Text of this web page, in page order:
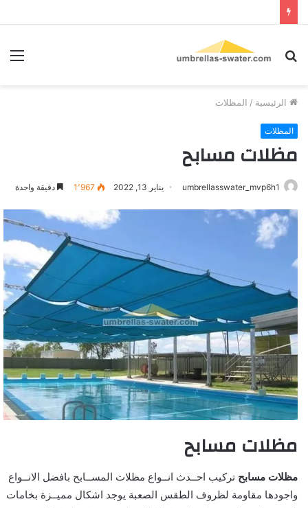
بحث
الرئيسية / المظلات
المظلات
مظلات مسابح
umbrellasswater_mvp6h1 يناير 13, 2022 1٬967 دقيقة واحدة
مظلات مسابح
مظلات مسابح تركيب احــدث انــواع مظلات المســابح بافضل الانــواع
واجودها مقاومة لظروف الطقس الصعبة يوجد اشكال مميــزة بخامات